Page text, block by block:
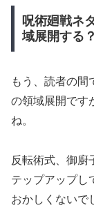
呪術廻戦ネ
域展開する？
もう、読者の間
の領域展開です
ね。
反転術式、御廚
テップアップし
おかしくないで